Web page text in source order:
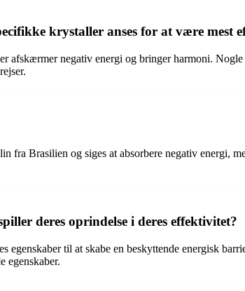
krystaller anses for at være mest
afskærmer negativ energi og bringer harmoni.
fra Brasilien og siges at absorbere negativ energi,
deres oprindelse i deres effektivitet?
til at skabe en beskyttende energisk
egenskaber.